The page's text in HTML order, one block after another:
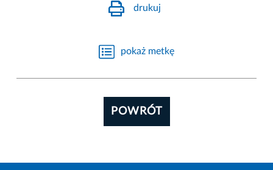
drukuj
pokaż metkę
POWRÓT